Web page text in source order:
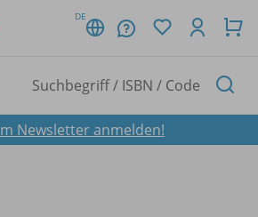
DE
Newsletter anmelden!